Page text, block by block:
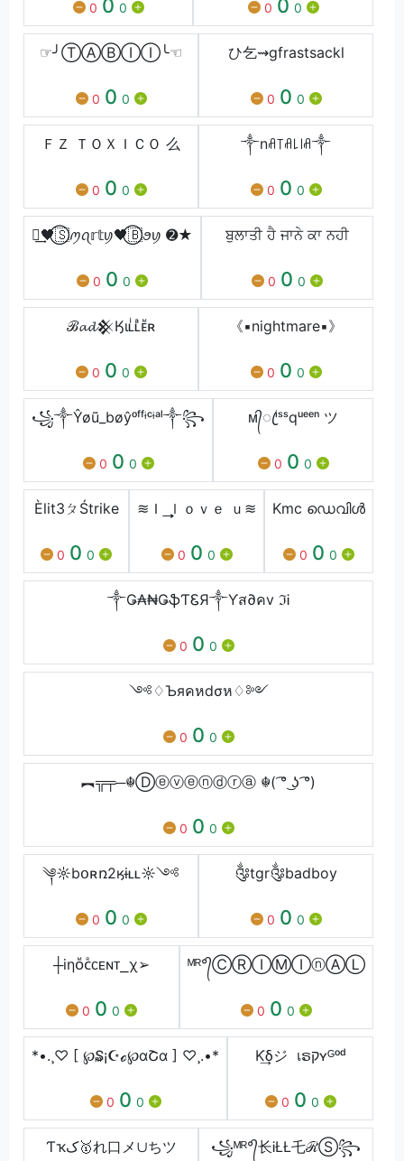
0 0 0 0 0 0
☞╯ⓉⒶⒷⒾⒾ╰☜
0 0 0
ひ乞⇝gfrastsackl
0 0 0
ＦＺ ＴＯＸＩＣＯ 么
0 0 0
༒nꋬ꓄ꋬ꒒꒐ꋬ༒
0 0 0
༒͢🖤⃝🇸ꪑꪖ𝕣𝕥ꪗ🖤⃝🇧ꪮꪗ ➋★
0 0 0
ਬੁਲਾਤੀ ਹੈ ਜਾਨੇ ਕਾ ਨਹੀ
0 0 0
ℬ𝓪𝓭𒆜Ӄιʟͥʟͣᴇᷟʀ
0 0 0
《▪︎nightmare▪︎》
0 0 0
꧁༒Ŷøũ_bøŷᵒᶠᶠᶤᶜᶤᵃˡ༒꧂
0 0 0
ᴍ᭄ꦿⁱˢˢqᵘᵉᵉⁿ ツ
0 0 0
Èlit3ㄆŚtrike
0 0 0
≋Ｉ ͢͢͢ｌｏｖｅ ｕ≋
0 0 0
Kmc ഡെവിൾ
0 0 0
༒Ǥ₳₦ǤֆƬᏋЯ༒Ƴส∂คv ℑᎥ
0 0 0
༺♢Ъяคหdσห♢༻
0 0 0
︻╦╤─☬Ⓓⓔⓥⓔⓝⓓⓡⓐ ☬( ͡° ͜ʖ ͡°)
0 0 0
༆☼bօʀռ2ӄɨʟʟ☼༺
0 0 0
༂tgr༂badboy
0 0 0
┼iηᴏᷟᴄᷢᴄᴇɴᴛ⎯χ⁩➢
0 0 0
ᴹᴿ°᭄ⒸⓇⒾⓂⒾⓝⒶⓁ
0 0 0
*•.¸♡ [ ℘₷¡☪ℴ℘αՇα ] ♡¸.•*
0 0 0
Ƙ͢δジ เຣקʏᴳᵒᵈ
0 0 0
Ƭҡک🥇れ口メ∪ちツ ꧁ᴹᴿ°᭄⻓ᎥŁŁ乇ℛⓈ꧂